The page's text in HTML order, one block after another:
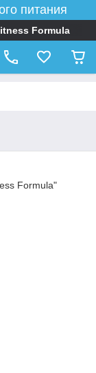
питания
Formula
Formula"